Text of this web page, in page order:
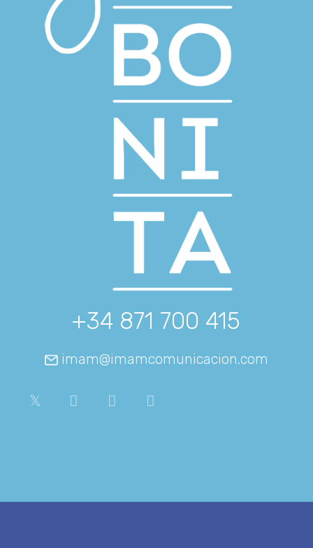
+34 871 700 415
imam@imamcomunicacion.com